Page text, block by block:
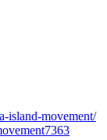
island-movement/